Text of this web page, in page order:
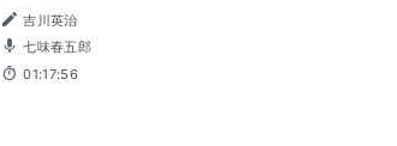
吉川英治
七味春五郎
01:17:56